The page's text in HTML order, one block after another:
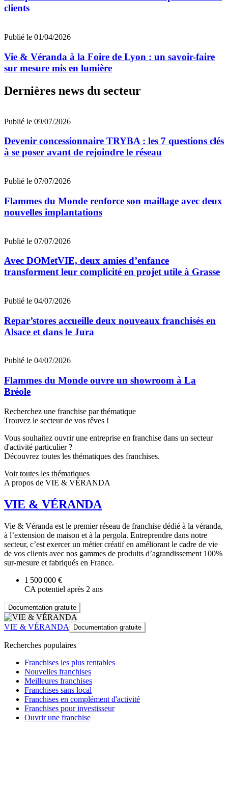
clients
Publié le 01/04/2026
Vie & Véranda à la Foire de Lyon : un savoir-faire
sur mesure mis en lumière
Dernières news du secteur
Publié le 09/07/2026
Devenir concessionnaire TRYBA : les 7 questions clés
à se poser avant de rejoindre le réseau
Publié le 07/07/2026
Flammes du Monde renforce son maillage avec deux
nouvelles implantations
Publié le 07/07/2026
Avec DOMetVIE, deux amies d’enfance
transforment leur complicité en projet utile à Grasse
Publié le 04/07/2026
Repar’stores accueille deux nouveaux franchisés en
Alsace et dans le Jura
Publié le 04/07/2026
Flammes du Monde ouvre un showroom à La
Bréole
Recherchez une franchise par thématique
Trouvez le secteur de vos rêves !
Vous souhaitez ouvrir une entreprise en franchise dans un secteur
d'activité particulier ?
Découvrez toutes les thématiques des franchises.
Voir toutes les thématiques
A propos de VIE & VÉRANDA
VIE & VÉRANDA
Vie & Véranda est le premier réseau de franchise dédié à la véranda,
à l’extension de maison et à la pergola. Entreprendre dans notre
secteur, c’est exercer un métier créatif en améliorant le cadre de vie
de vos clients avec nos gammes de produits d’agrandissement 100%
sur-mesure et fabriqués en France.
1 500 000 €
CA potentiel après 2 ans
Documentation gratuite
VIE & VÉRANDA Documentation gratuite
Recherches populaires
Franchises les plus rentables
Nouvelles franchises
Meilleures franchises
Franchises sans local
Franchises en complément d'activité
Franchises pour investisseur
Ouvrir une franchise